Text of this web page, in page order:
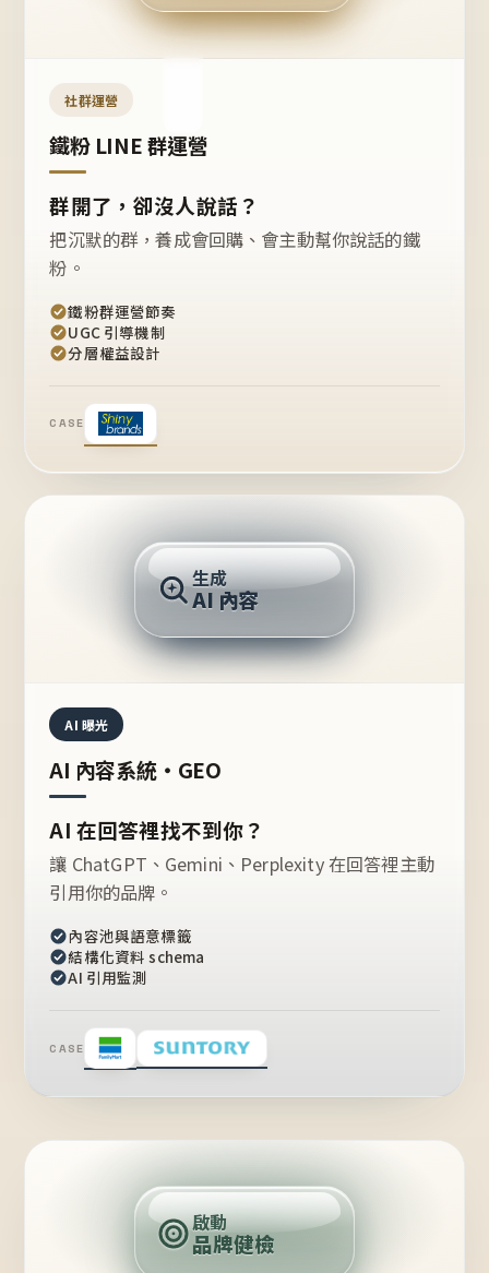
開團
嗎？
社群運營
鐵粉 LINE 群運營
群開了，卻沒人說話？
把沉默的群，養成會回購、會主動幫你說話的鐵
粉。
鐵粉群運營節奏
UGC 引導機制
分層權益設計
CASE
推薦的台灣品牌？
生成
AI 內容
AI 曝光
AI 內容系統・GEO
AI 在回答裡找不到你？
讓 ChatGPT、Gemini、Perplexity 在回答裡主動
引用你的品牌。
內容池與語意標籤
結構化資料 schema
AI 引用監測
CASE
點
啟動
品牌健檢